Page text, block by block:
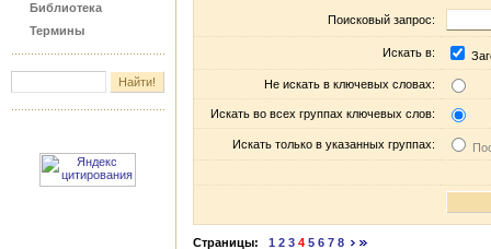
Библиотека
Термины
Поисковый запрос:
Искать в:
Не искать в ключевых словах:
Искать во всех группах ключевых слов:
Искать только в указанных группах:
Страницы: 1 2 3 4 5 6 7 8